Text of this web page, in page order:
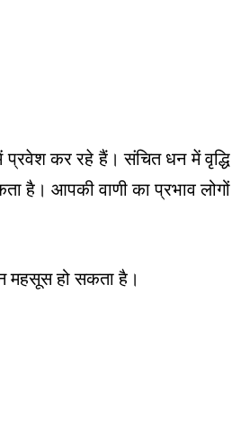
कर रहे हैं। संचित धन में वृद्धि
है। आपकी वाणी का प्रभाव लोगों
महसूस हो सकता है।